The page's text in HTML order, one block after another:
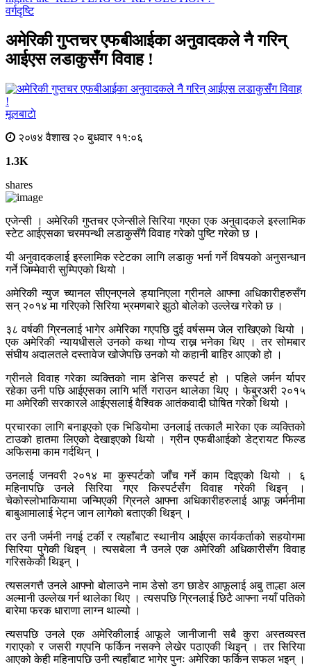
वर्गदृष्टि
अमेरिकी गुप्तचर एफबीआईका अनुवादकले नै गरिन्
आईएस लडाकुसँग विवाह !
मूलबाटाे
२०७४ वैशाख २० बुधवार ११:०६
1.3K
shares
एजेन्सी । अमेरिकी गुप्तचर एजेन्सीले सिरिया गएका एक अनुवादकले इस्लामिक
स्टेट आईएसका चरमपन्थी लडाकुसँगै विवाह गरेको पुष्टि गरेको छ ।
यी अनुवादकलाई इस्लामिक स्टेटका लागि लडाकु भर्ना गर्ने विषयको अनुसन्धान
गर्ने जिम्मेवारी सुम्पिएको थियो ।
अमेरिकी न्युज च्यानल सीएनएनले ड्यानिएला ग्रीनले आफ्ना अधिकारीहरुसँग
सन् २०१४ मा गरिएको सिरिया भ्रमणबारे झुठो बोलेको उल्लेख गरेको छ ।
३८ वर्षकी ग्रिनलाई भागेर अमेरिका गएपछि दुई वर्षसम्म जेल राखिएको थियो ।
एक अमेरिकी न्यायधीसले उनको कथा गोप्य राख्न भनेका थिए । तर सोमबार
संघीय अदालतले दस्तावेज खोजेपछि उनको यो कहानी बाहिर आएको हो ।
ग्रीनले विवाह गरेका व्यक्तिको नाम डेनिस कस्पर्ट हो । पहिले जर्मन र्यापर
रहेका उनी पछि आईएसका लागि भर्ति गराउन थालेका थिए । फेबु्रअरी २०१५
मा अमेरिकी सरकारले आईएसलाई वैश्विक आतंकवादी घोषित गरेको थियो ।
प्रचारका लागि बनाइएको एक भिडियोमा उनलाई तत्कालै मारेका एक व्यक्तिको
टाउको हातमा लिएको देखाइएको थियो । ग्रीन एफबीआईको डेट्रायट फिल्ड
अफिसमा काम गर्दथिन् ।
उनलाई जनवरी २०१४ मा कुस्पर्टको जाँच गर्ने काम दिइएको थियो । ६
महिनापछि उनले सिरिया गएर किस्पर्टसँग विवाह गरेकी थिइन् ।
चेकोस्लोभाकियामा जन्मिएकी ग्रिनले आफ्ना अधिकारीहरुलाई आफू जर्मनीमा
बाबुआमालाई भेट्न जान लागेको बताएकी थिइन् ।
तर उनी जर्मनी नगई टर्की र त्यहाँबाट स्थानीय आईएस कार्यकर्ताको सहयोगमा
सिरिया पुगेकी थिइन् । त्यसबेला नै उनले एक अमेरिकी अधिकारीसँग विवाह
गरिसकेकी थिइन् ।
त्यसलगत्तै उनले आफ्नो बोलाउने नाम डेसो डग छाडेर आफूलाई अबु ताल्हा अल
अल्मानी उल्लेख गर्न थालेका थिए । त्यसपछि ग्रिनलाई छिटै आफ्ना नयाँ पतिको
बारेमा फरक धाराणा लाग्न थाल्यो ।
त्यसपछि उनले एक अमेरिकीलाई आफूले जानीजानी सबै कुरा अस्तव्यस्त
गराएको र जसरी गएपनि फर्किन नसक्ने लेखेर पठाएकी थिइन् । तर सिरिया
आएको केही महिनापछि उनी त्यहाँबाट भागेर पुनः अमेरिका फर्किन सफल भइन् ।